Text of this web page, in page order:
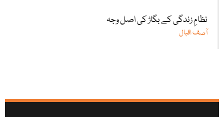
نظامِ زندگی کے بگاڑ کی اصل وجہ
آصف اقبال